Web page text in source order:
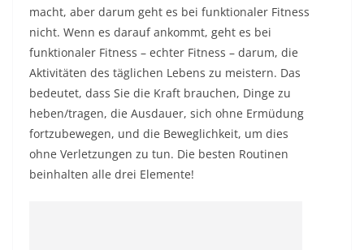
macht, aber darum geht es bei funktionaler Fitness
nicht. Wenn es darauf ankommt, geht es bei
funktionaler Fitness – echter Fitness – darum, die
Aktivitäten des täglichen Lebens zu meistern. Das
bedeutet, dass Sie die Kraft brauchen, Dinge zu
heben/tragen, die Ausdauer, sich ohne Ermüdung
fortzubewegen, und die Beweglichkeit, um dies
ohne Verletzungen zu tun. Die besten Routinen
beinhalten alle drei Elemente!